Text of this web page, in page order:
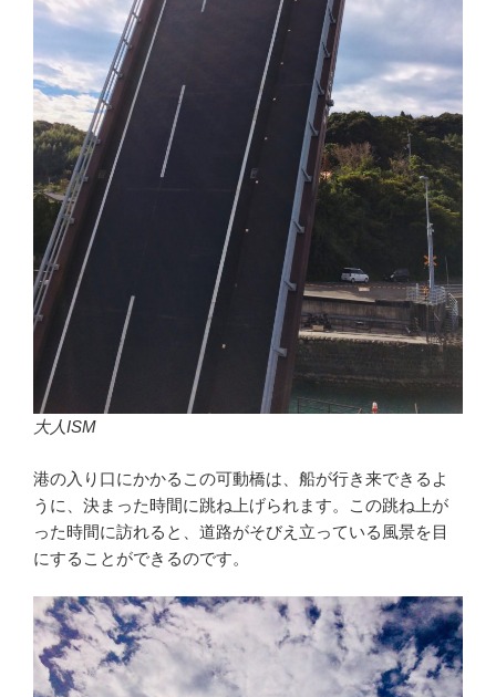
大人ISM
港の入り口にかかるこの可動橋は、船が行き来できるよ
うに、決まった時間に跳ね上げられます。この跳ね上が
った時間に訪れると、道路がそびえ立っている風景を目
にすることができるのです。